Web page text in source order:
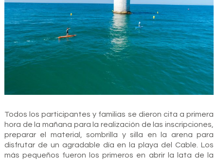
Todos los participantes y familias se dieron cita a primera
hora de la mañana para la realización de las inscripciones,
preparar el material, sombrilla y silla en la arena para
disfrutar de un agradable día en la playa del Cable. Los
más pequeños fueron los primeros en abrir la lata de la